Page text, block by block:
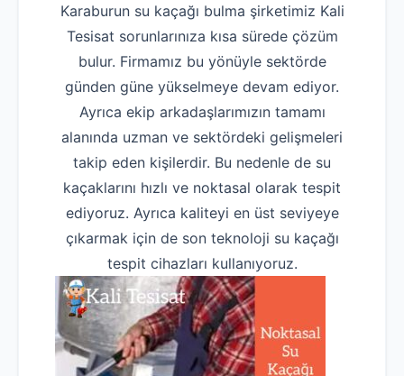
Karaburun su kaçağı bulma şirketimiz Kali
Tesisat sorunlarınıza kısa sürede çözüm
bulur. Firmamız bu yönüyle sektörde
günden güne yükselmeye devam ediyor.
Ayrıca ekip arkadaşlarımızın tamamı
alanında uzman ve sektördeki gelişmeleri
takip eden kişilerdir. Bu nedenle de su
kaçaklarını hızlı ve noktasal olarak tespit
ediyoruz. Ayrıca kaliteyi en üst seviyeye
çıkarmak için de son teknoloji su kaçağı
tespit cihazları kullanıyoruz.